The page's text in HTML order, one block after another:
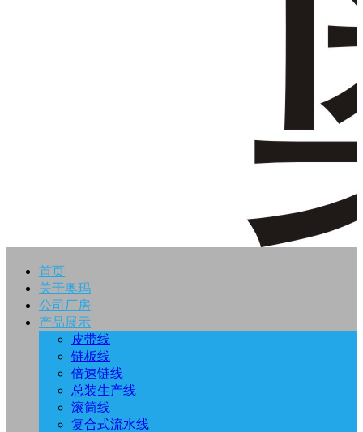
首页
关于奥玛
公司厂房
产品展示
皮带线
链板线
倍速链线
总装生产线
滚筒线
复合式流水线